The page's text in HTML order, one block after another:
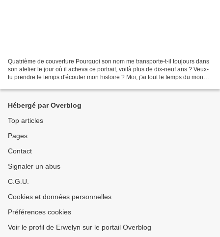
Quatrième de couverture Pourquoi son nom me transporte-t-il toujours dans
son atelier le jour où il acheva ce portrait, voilà plus de dix-neuf ans ? Veux-
tu prendre le temps d'écouter mon histoire ? Moi, j'ai tout le temps du monde.
Hébergé par Overblog
Top articles
Pages
Contact
Signaler un abus
C.G.U.
Cookies et données personnelles
Préférences cookies
Voir le profil de Erwelyn sur le portail Overblog